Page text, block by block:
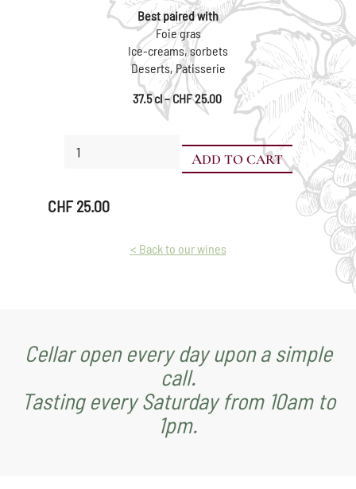
Best paired with
Foie gras
Ice-creams, sorbets
Deserts, Patisserie
37.5 cl – CHF 25.00
d'Octobre
ADD TO CART
CHF25.00
< Back to our wines
Cellar open every day upon a simple
call.
Tasting every Saturday from 10am to
1pm.